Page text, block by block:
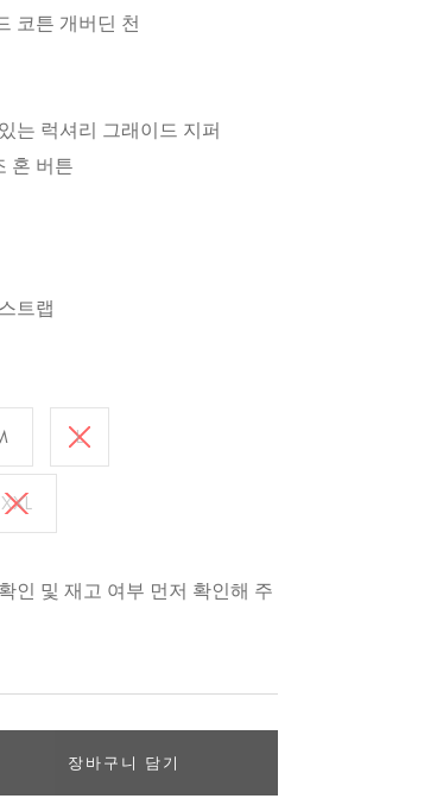
코튼 개버딘 천
는 럭셔리 그래이드 지퍼
혼 버튼
트랩
L
XXL
인 및 재고 여부 먼저 확인해 주
장바구니 담기